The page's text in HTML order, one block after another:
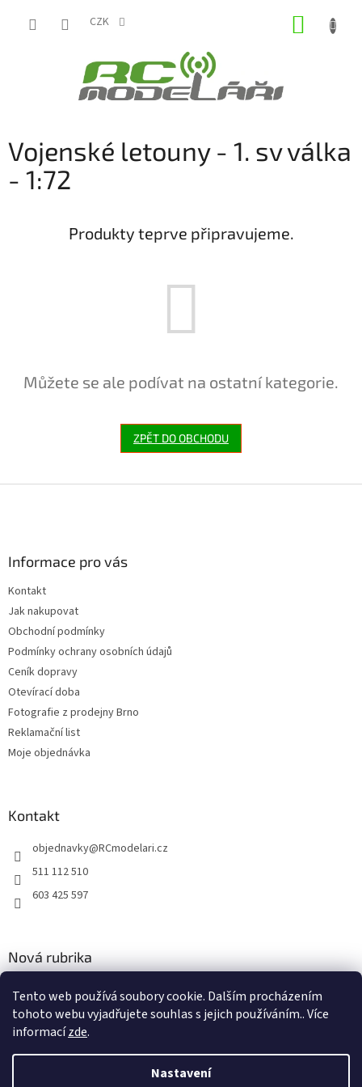
Tento web používá soubory cookie. Dalším procházením
tohoto webu vyjadřujete souhlas s jejich používáním.. Více
informacízde.
Nastavení
CZK
Vojenské letouny - 1. sv válka
- 1:72
Produkty teprve připravujeme.
Můžete se ale podívat na ostatní kategorie.
ZPĚT DO OBCHODU
Informace pro vás
Kontakt
Jak nakupovat
Obchodní podmínky
Podmínky ochrany osobních údajů
Ceník dopravy
Otevírací doba
Fotografie z prodejny Brno
Reklamační list
Moje objednávka
Kontakt
objednavky@RCmodelari.cz
511 112 510
603 425 597
Nová rubrika
2.4.2020
Vytvořil Shoptet